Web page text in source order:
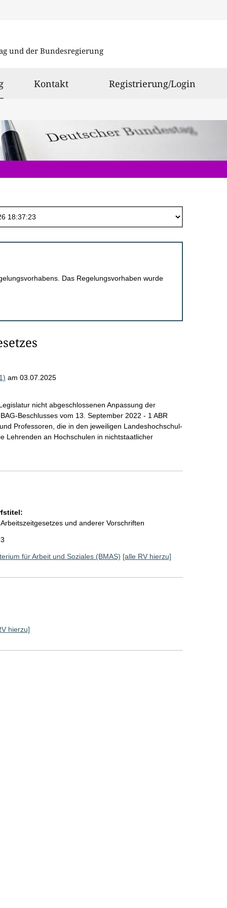
und der Bundesregierung
ausgewählt
Kontakt Registrierung/Login
Das Regelungsvorhaben wurde
am 03.07.2025
nicht abgeschlossenen Anpassung der
Beschlusses vom 13. September 2022 - 1 ABR
Professoren, die in den jeweiligen Landeshochschul-
Lehrenden an Hochschulen in nichtstaatlicher
und anderer Vorschriften
für Arbeit und Soziales (BMAS) [alle RV hierzu]
hierzu]